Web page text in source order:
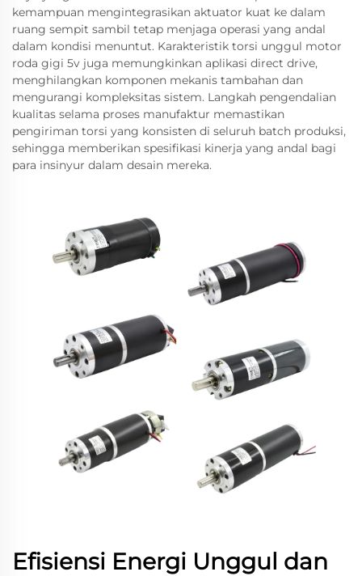
kemampuan mengintegrasikan aktuator kuat ke dalam
ruang sempit sambil tetap menjaga operasi yang andal
dalam kondisi menuntut. Karakteristik torsi unggul motor
roda gigi 5v juga memungkinkan aplikasi direct drive,
menghilangkan komponen mekanis tambahan dan
mengurangi kompleksitas sistem. Langkah pengendalian
kualitas selama proses manufaktur memastikan
pengiriman torsi yang konsisten di seluruh batch produksi,
sehingga memberikan spesifikasi kinerja yang andal bagi
para insinyur dalam desain mereka.
Efisiensi Energi Unggul dan